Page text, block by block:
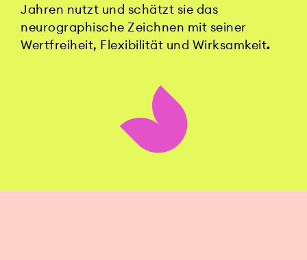
Jahren nutzt und schätzt sie das
neurographische Zeichnen mit seiner
Wertfreiheit, Flexibilität und Wirksamkeit.